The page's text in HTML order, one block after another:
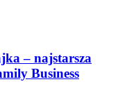
– najstarsza
Business